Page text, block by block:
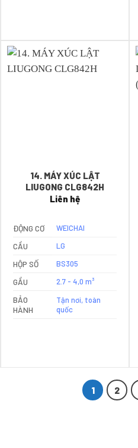
14. MÁY XÚC LẬT
LIUGONG CLG842H
Liên hệ
ĐỘNG CƠ WEICHAI
CẦU LG
HỘP SỐ BS305
GẦU 2.7 - 4,0 m³
BẢO
HÀNH
Tận nơi, toàn
quốc
1 2